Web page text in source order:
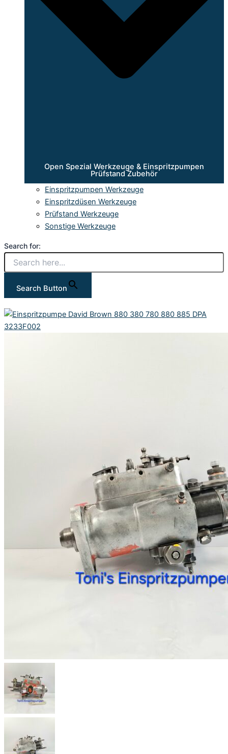
Open Spezial Werkzeuge & Einspritzpumpen
Prüfstand Zubehör
Einspritzpumpen Werkzeuge
Einspritzdüsen Werkzeuge
Prüfstand Werkzeuge
Sonstige Werkzeuge
Search for:
Search Button